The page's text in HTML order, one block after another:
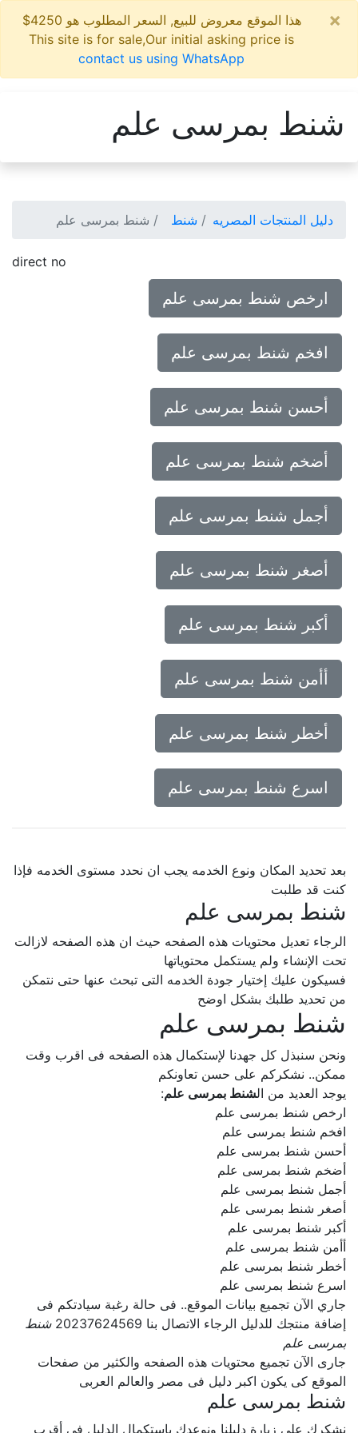
هذا الموقع معروض للبيع, السعر المطلوب هو 4250$
This site is for sale,Our initial asking price is
contact us using WhatsApp
شنط بمرسى علم
دليل المنتجات المصريه شنط شنط بمرسى علم
direct no
ارخص شنط بمرسى علم
افخم شنط بمرسى علم
أحسن شنط بمرسى علم
أضخم شنط بمرسى علم
أجمل شنط بمرسى علم
أصغر شنط بمرسى علم
أكبر شنط بمرسى علم
أأمن شنط بمرسى علم
أخطر شنط بمرسى علم
اسرع شنط بمرسى علم
بعد تحديد المكان ونوع الخدمه يجب ان نحدد مستوى الخدمه فإذا
كنت قد طلبت
شنط بمرسى علم
الرجاء تعديل محتويات هذه الصفحه حيث ان هذه الصفحه لازالت
تحت الإنشاء ولم يستكمل محتوياتها
فسيكون عليك إختيار جودة الخدمه التى تبحث عنها حتى نتمكن
من تحديد طلبك بشكل اوضح
شنط بمرسى علم
ونحن سنبذل كل جهدنا لإستكمال هذه الصفحه فى اقرب وقت
ممكن.. نشكركم على حسن تعاونكم
يوجد العديد من ال شنط بمرسى علم:
ارخص شنط بمرسى علم
افخم شنط بمرسى علم
أحسن شنط بمرسى علم
أضخم شنط بمرسى علم
أجمل شنط بمرسى علم
أصغر شنط بمرسى علم
أكبر شنط بمرسى علم
أأمن شنط بمرسى علم
أخطر شنط بمرسى علم
اسرع شنط بمرسى علم
جاري الآن تجميع بيانات الموقع.. فى حالة رغبة سيادتكم فى
إضافة منتجك للدليل الرجاء الاتصال بنا 20237624569
شنط
بمرسى علم
جارى الآن تجميع محتويات هذه الصفحه والكثير من صفحات
الموقع كى يكون اكبر دليل فى مصر والعالم العربى
شنط بمرسى علم
نشكرك على زيارة دليلنا ونوعدك بإستكمال الدليل فى أقرب